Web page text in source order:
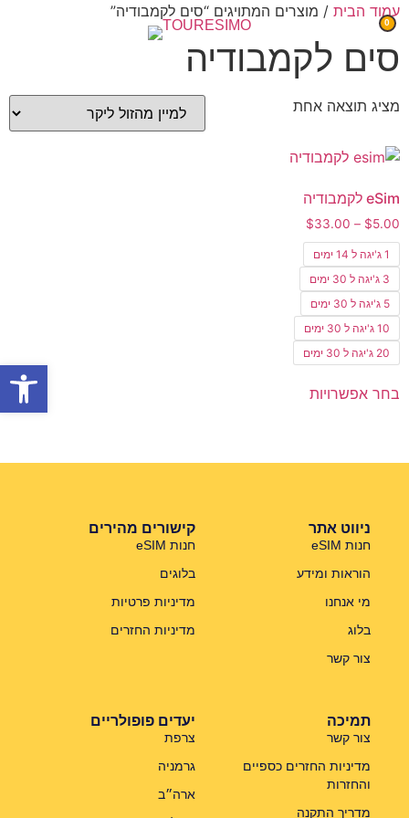
0
עמוד הבית / מוצרים המתויגים “סים לקמבודיה”
סים לקמבודיה
מציג תוצאה אחת
eSim לקמבודיה
$5.00
–
$33.00
1 ג'יגה ל 14 ימים
3 ג'יגה ל 30 ימים
5 ג'יגה ל 30 ימים
10 ג'יגה ל 30 ימים
20 ג'יגה ל 30 ימים
בחר אפשרויות
ניווט אתר
חנות eSIM
הוראות ומידע
מי אנחנו
בלוג
צור קשר
קישורים מהירים
חנות eSIM
בלוגים
מדיניות פרטיות
מדיניות החזרים
תמיכה
צור קשר
מדיניות החזרים כספיים
והחזרות
מדריך התקנה
יעדים פופולריים
צרפת
גרמניה
ארה״ב